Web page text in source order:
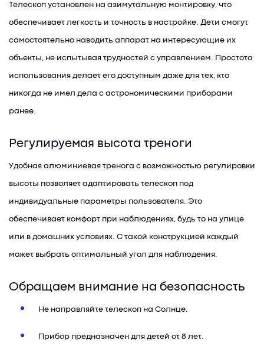
Телескоп установлен на азимутальную монтировку, что
обеспечивает легкость и точность в настройке. Дети смогут
самостоятельно наводить аппарат на интересующие их
объекты, не испытывая трудностей с управлением. Простота
использования делает его доступным даже для тех, кто
никогда не имел дела с астрономическими приборами
ранее.
Регулируемая высота треноги
Удобная алюминиевая тренога с возможностью регулировки
высоты позволяет адаптировать телескоп под
индивидуальные параметры пользователя. Это
обеспечивает комфорт при наблюдениях, будь то на улице
или в домашних условиях. С такой конструкцией каждый
может выбрать оптимальный угол для наблюдения.
Обращаем внимание на безопасность
Не направляйте телескоп на Солнце.
Прибор предназначен для детей от 8 лет.